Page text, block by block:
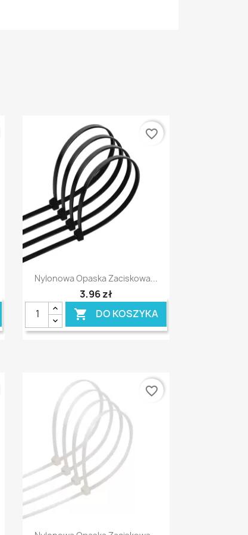
Szybki podgląd
Nylonowa Opaska Zaciskowa...
3,96 zł
 DO KOSZYKA
favorite_border
Szybki podgląd
favorite_border